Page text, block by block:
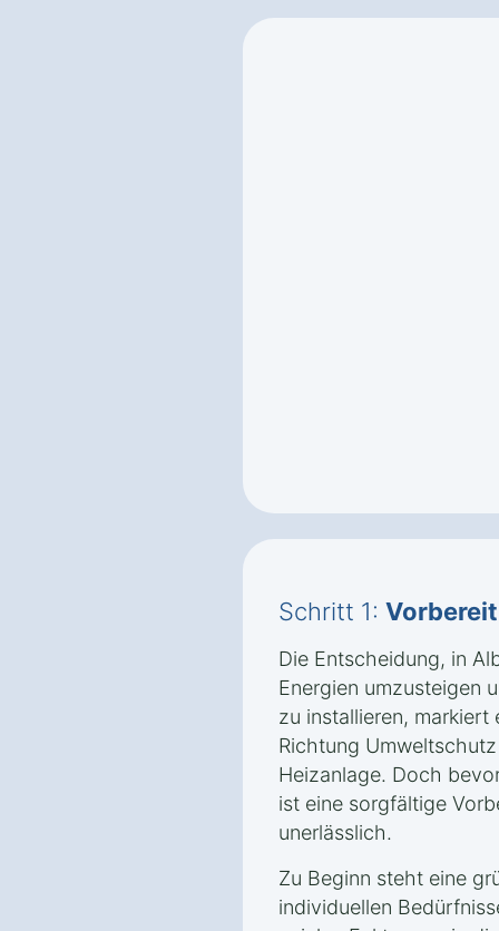
Schritt 1:
Die Entscheidung, in
Energien umzusteigen
zu installieren,
Richtung
Heizanlage. Doch
ist eine sorgfältige
unerlässlich.
Zu Beginn steht eine
individuellen